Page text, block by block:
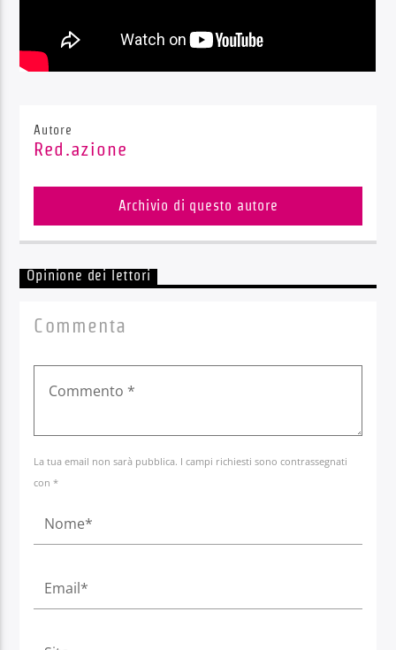
Autore
Red.azione
Archivio di questo autore
Opinione dei lettori
Commenta
La tua email non sarà pubblica. I campi richiesti sono contrassegnati
con *